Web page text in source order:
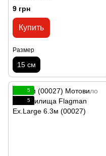
9 грн
Купить
Размер
15 см
5
5